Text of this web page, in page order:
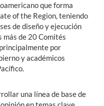
que forma
of the Region,teniendo
de diseño y ejecución
más de 20 Comités
por
y académicos
una línea de base de